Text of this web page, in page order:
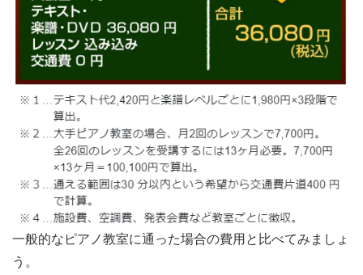
一般的なピアノ教室に通った場合の費用と比べてみましょ
う。